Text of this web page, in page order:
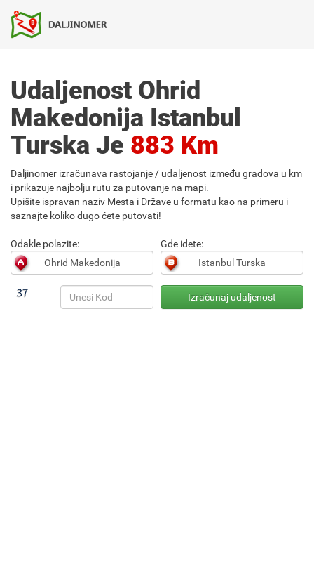
Udaljenost Ohrid
Makedonija Istanbul
Turska Je 883 Km
Daljinomer izračunava rastojanje / udaljenost između gradova u km
i prikazuje najbolju rutu za putovanje na mapi.
Upišite ispravan naziv Mesta i Države u formatu kao na primeru i
saznajte koliko dugo ćete putovati!
Odakle polazite: Gde idete: